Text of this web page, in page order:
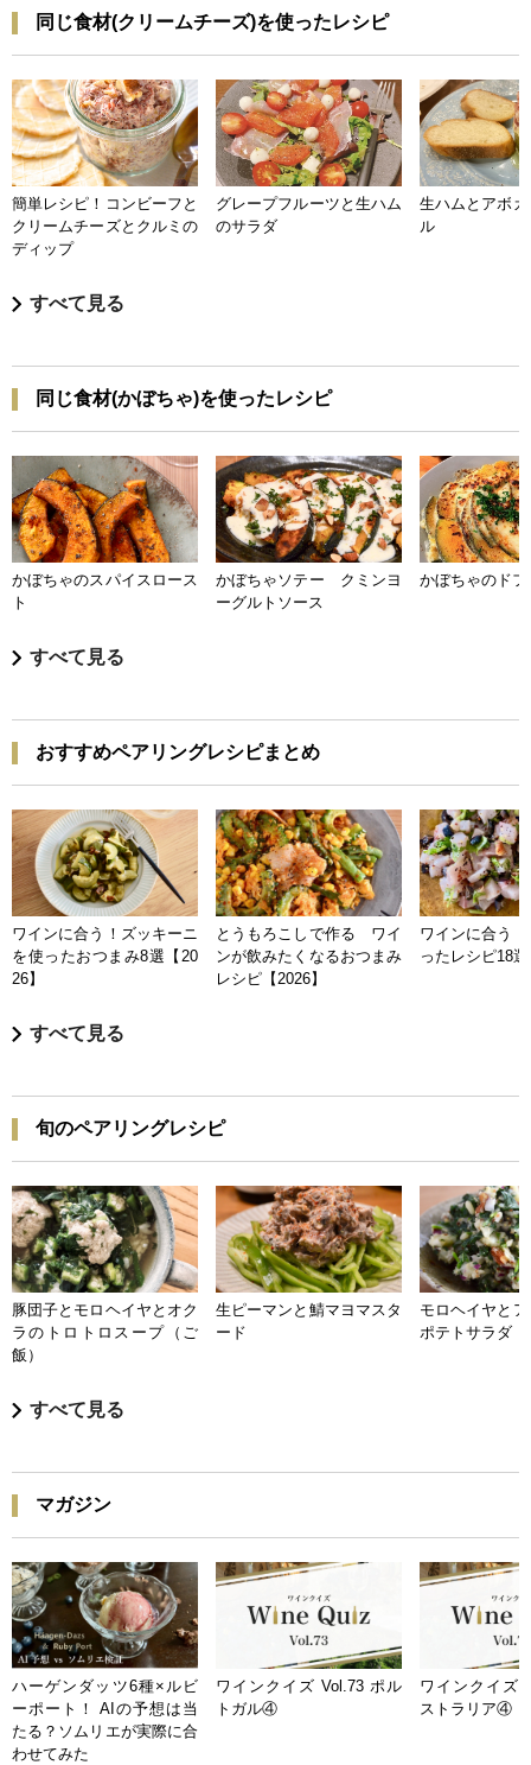
同じ食材(クリームチーズ)を使ったレシピ
簡単レシピ！コンビーフと
クリームチーズとクルミの
ディップ
グレープフルーツと生ハム
のサラダ
生ハムとアボ
ル
すべて見る
同じ食材(かぼちゃ)を使ったレシピ
かぼちゃのスパイスロース
ト
かぼちゃソテー クミンヨ
ーグルトソース
かぼちゃのド
すべて見る
おすすめペアリングレシピまとめ
ワインに合う！ズッキーニ
を使ったおつまみ8選【20
26】
とうもろこしで作る ワイ
ンが飲みたくなるおつまみ
レシピ【2026】
ワインに合う
ったレシピ18
すべて見る
旬のペアリングレシピ
豚団子とモロヘイヤとオク
ラのトロトロスープ（ご
飯）
生ピーマンと鯖マヨマスタ
ード
モロヘイヤと
ポテトサラダ
すべて見る
マガジン
ハーゲンダッツ6種×ルビ
ーポート！ AIの予想は当
たる？ソムリエが実際に合
わせてみた
ワインクイズ Vol.73 ポル
トガル④
ワインクイズ
ストラリア④